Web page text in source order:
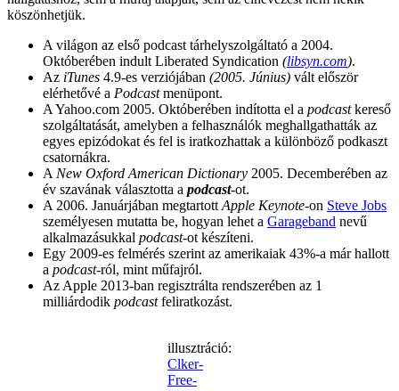
köszönhetjük.
A világon az első podcast tárhelyszolgáltató a 2004.
Októberében indult Liberated Syndication (libsyn.com).
Az iTunes 4.9-es verziójában (2005. Június) vált először
elérhetővé a Podcastmenüpont.
A Yahoo.com 2005. Októberében indította el a podcastkereső
szolgáltatását, amelyben a felhasználók meghallgathatták az
egyes epizódokat és fel is iratkozhattak a különböző podkaszt
csatornákra.
A New Oxford American Dictionary 2005. Decemberében az
év szavának választotta a podcast-ot.
A 2006. Januárjában megtartott Apple Keynote-on Steve Jobs
személyesen mutatta be, hogyan lehet a Garageband nevű
alkalmazásukkal podcast-ot készíteni.
Egy 2009-es felmérés szerint az amerikaiak 43%-a már hallott
a podcast-ról, mint műfajról.
Az Apple 2013-ban regisztrálta rendszerében az 1
milliárdodik podcastfeliratkozást.
illusztráció:
Clker-
Free-